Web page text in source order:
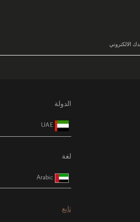
الدولة
UAE
لغة
Arabic
تابع